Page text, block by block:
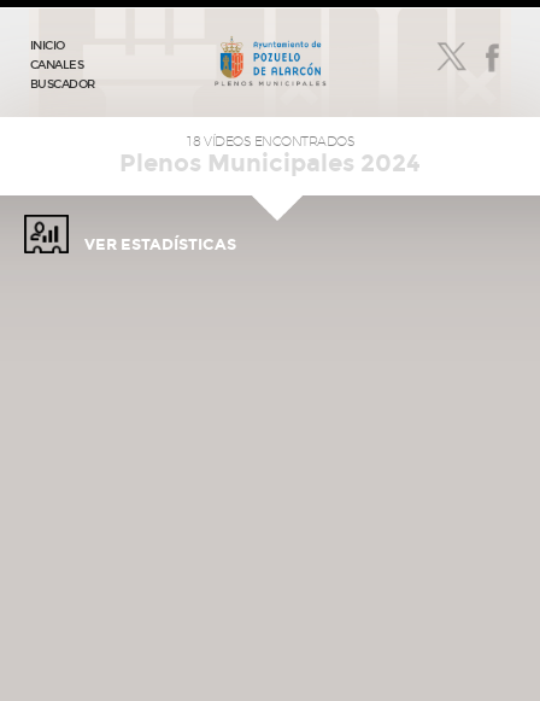
INICIO
CANALES
BUSCADOR
18 VÍDEOS ENCONTRADOS
Plenos Municipales 2024
VER ESTADÍSTICAS